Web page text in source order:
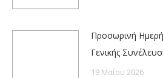
Προσωρινή
Γενικής
19 Μαΐου 2026